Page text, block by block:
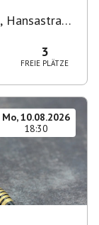
, Hansastraße
3
FREIE PLÄTZE
Mo, 10.08.2026
18:30